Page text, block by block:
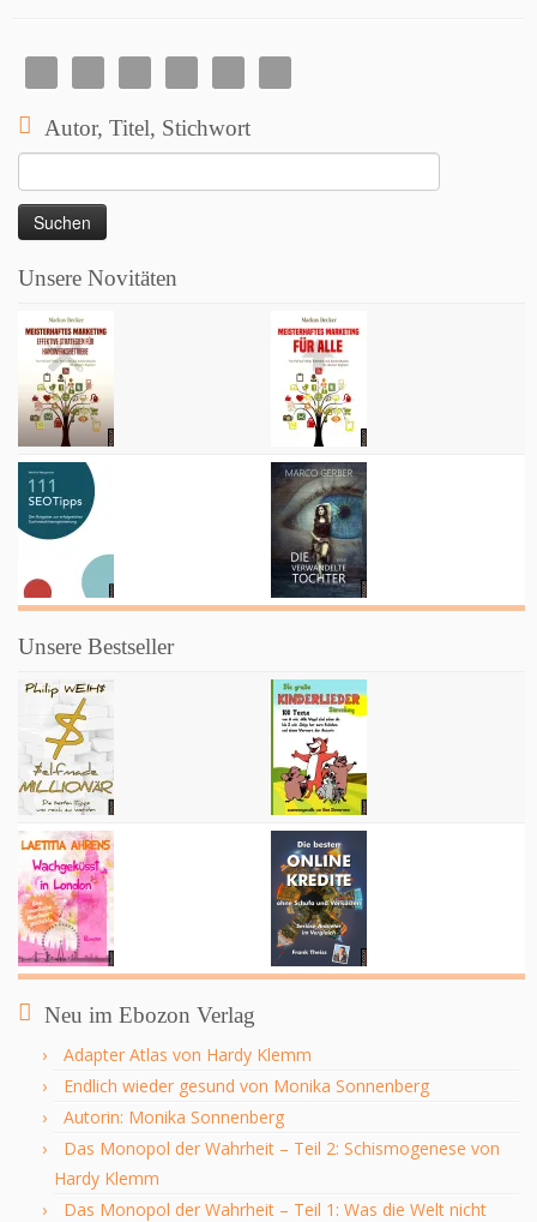
Autor, Titel, Stichwort
Suchen
nach:
Unsere Novitäten
Unsere Bestseller
Neu im Ebozon Verlag
Adapter Atlas von Hardy Klemm
Endlich wieder gesund von Monika Sonnenberg
Autorin: Monika Sonnenberg
Das Monopol der Wahrheit – Teil 2: Schismogenese von
Hardy Klemm
Das Monopol der Wahrheit – Teil 1: Was die Welt nicht